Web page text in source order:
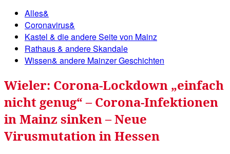
Alles&
Coronavirus&
Kastel & die andere Seite von Mainz
Rathaus & andere Skandale
Wissen& andere Mainzer Geschichten
Wieler: Corona-Lockdown „einfach
nicht genug“ – Corona-Infektionen
in Mainz sinken – Neue
Virusmutation in Hessen